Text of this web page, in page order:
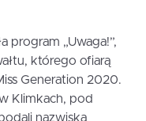
program „Uwaga!”,
którego ofiarą
Generation 2020.
Klimkach, pod
nazwiska